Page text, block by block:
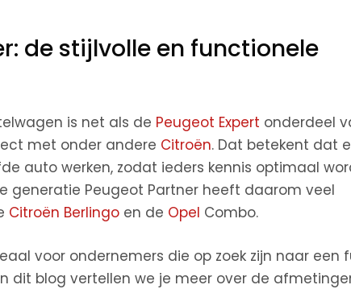
de stijlvolle en functionele
is net als de Peugeot Expert onderdeel
met onder andere Citroën. Dat betekent dat
auto werken, zodat ieders kennis optimaal
generatie Peugeot Partner heeft daarom veel
Citroën Berlingo en de Opel Combo.
voor ondernemers die op zoek zijn naar een
dit blog vertellen we je meer over de